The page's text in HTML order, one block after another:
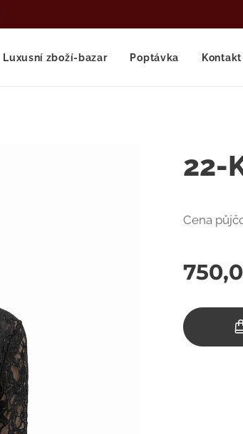
Luxusní zboží-bazar Poptávka Kontakt
22-
Cena